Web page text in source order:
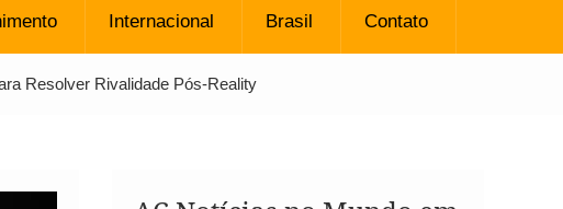
Internacional Brasil Contato
Resolver Rivalidade Pós-Reality